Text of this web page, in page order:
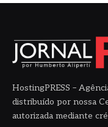
HostingPRESS –
distribuído por nossa
autorizada mediante